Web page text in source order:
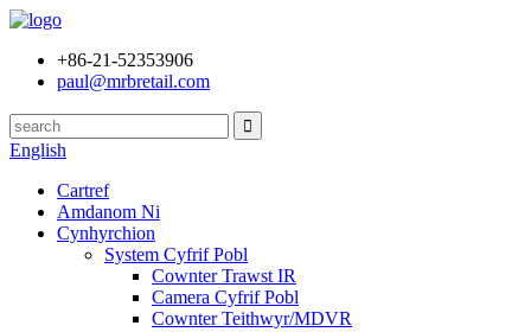
+86-21-52353906
paul@mrbretail.com
English
Cartref
Amdanom Ni
Cynhyrchion
System Cyfrif Pobl
Cownter Trawst IR
Camera Cyfrif Pobl
Cownter Teithwyr/MDVR